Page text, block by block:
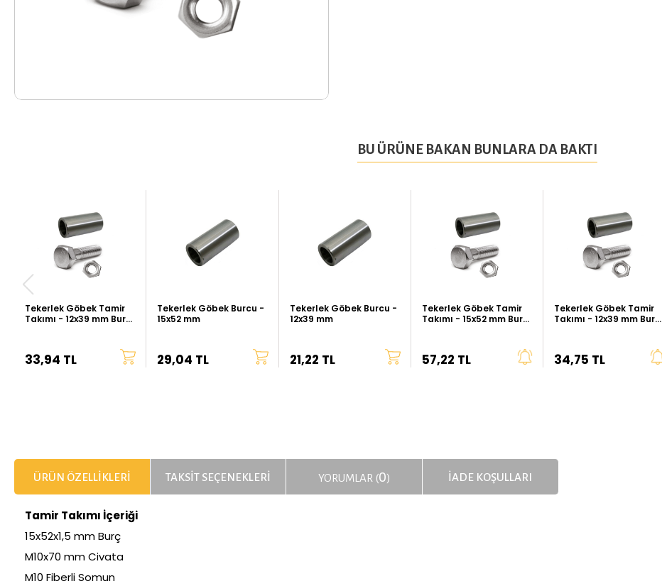
BU ÜRÜNE BAKAN BUNLARA DA BAKTI
Tekerlek Göbek Tamir
Takımı - 12x39 mm Burç,
33,94 TL
Tekerlek Göbek Burcu -
15x52 mm
29,04 TL
Tekerlek Göbek Burcu -
12x39 mm
21,22 TL
Tekerlek Göbek Tamir
Takımı - 15x52 mm Burç,
57,22 TL
Tekerlek Göbek Tamir
Takımı - 12x39 mm Burç,
34,75 TL
ÜRÜN ÖZELLIKLERI TAKSIT SEÇENEKLERI YORUMLAR (0) İADE KOŞULLARI
Tamir Takımı İçeriği
15x52x1,5 mm Burç
M10x70 mm Civata
M10 Fiberli Somun